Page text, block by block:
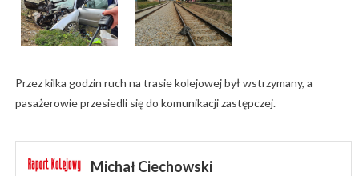
Przez kilka godzin ruch na trasie kolejowej był wstrzymany, a
pasażerowie przesiedli się do komunikacji zastępczej.
Michał Ciechowski